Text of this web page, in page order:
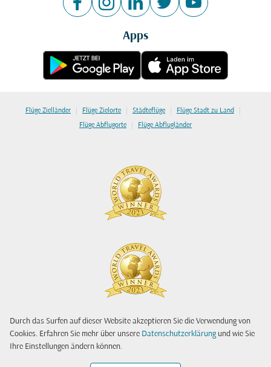
Durch das Surfen auf dieser Website akzeptieren Sie die Verwendung von
Cookies. Erfahren Sie mehr über unsere Datenschutzerklärung und wie Sie
Ihre Einstellungen ändern können.
Apps
Flüge Zielländer | Flüge Zielorte | Städteflüge | Flüge Stadt zu Land |
Flüge Abflugorte | Flüge Abflugländer